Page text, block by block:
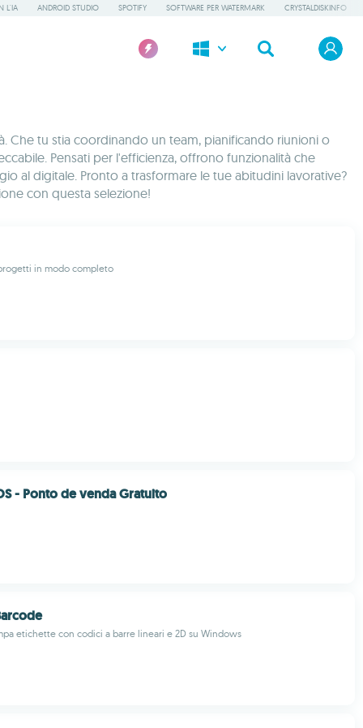
L'IA ANDROID STUDIO SPOTIFY SOFTWARE PER WATERMARK CRYSTALDISKINFO
Che tu stia coordinando un team, pianificando riunioni o
Pensati per l'efficienza, offrono funzionalità che
al digitale. Pronto a trasformare le tue abitudini lavorative?
con questa selezione!
in modo completo
- Ponto de venda Gratuito
etichette con codici a barre lineari e 2D su Windows